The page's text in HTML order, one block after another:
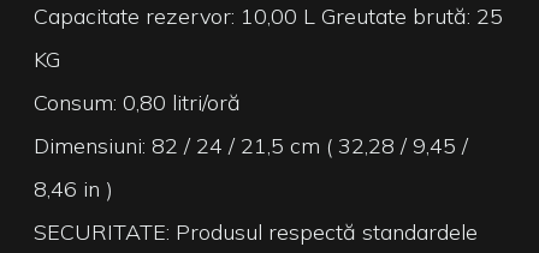
Capacitate rezervor: 10,00 L Greutate brută: 25
KG
Consum: 0,80 litri/oră
Dimensiuni: 82 / 24 / 21,5 cm ( 32,28 / 9,45 /
8,46 in )
SECURITATE: Produsul respectă standardele